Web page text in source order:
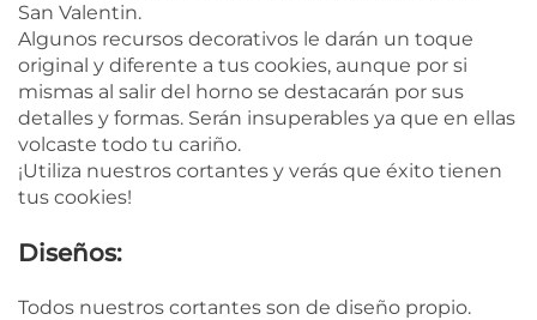
San Valentin.
Algunos recursos decorativos le darán un toque
original y diferente a tus cookies, aunque por si
mismas al salir del horno se destacarán por sus
detalles y formas. Serán insuperables ya que en ellas
volcaste todo tu cariño.
¡Utiliza nuestros cortantes y verás que éxito tienen
tus cookies!
Diseños:
Todos nuestros cortantes son de diseño propio.